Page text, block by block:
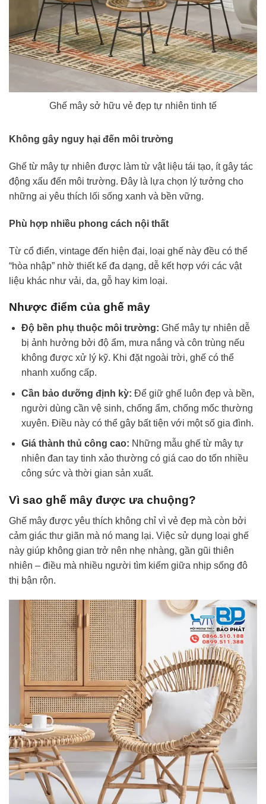
Ghế mây sở hữu vẻ đẹp tự nhiên tinh tế
Không gây nguy hại đến môi trường
Ghế từ mây tự nhiên được làm từ vật liệu tái tạo, ít gây tác
động xấu đến môi trường. Đây là lựa chọn lý tưởng cho
những ai yêu thích lối sống xanh và bền vững.
Phù hợp nhiều phong cách nội thất
Từ cổ điển, vintage đến hiện đại, loại ghế này đều có thể
“hòa nhập” nhờ thiết kế đa dạng, dễ kết hợp với các vật
liệu khác như vải, da, gỗ hay kim loại.
Nhược điểm của ghế mây
Độ bền phụ thuộc môi trường: Ghế mây tự nhiên dễ
bị ảnh hưởng bởi độ ẩm, mưa nắng và côn trùng nếu
không được xử lý kỹ. Khi đặt ngoài trời, ghế có thể
nhanh xuống cấp.
Cần bảo dưỡng định kỳ: Để giữ ghế luôn đẹp và bền,
người dùng cần vệ sinh, chống ẩm, chống mốc thường
xuyên. Điều này có thể gây bất tiện với một số gia đình.
Giá thành thủ công cao: Những mẫu ghế từ mây tự
nhiên đan tay tinh xảo thường có giá cao do tốn nhiều
công sức và thời gian sản xuất.
Vì sao ghế mây được ưa chuộng?
Ghế mây được yêu thích không chỉ vì vẻ đẹp mà còn bởi
cảm giác thư giãn mà nó mang lại. Việc sử dụng loại ghế
này giúp không gian trở nên nhẹ nhàng, gần gũi thiên
nhiên – điều mà nhiều người tìm kiếm giữa nhịp sống đô
thị bận rộn.